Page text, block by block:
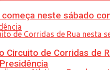
neste sábado
Circuito de Corridas de